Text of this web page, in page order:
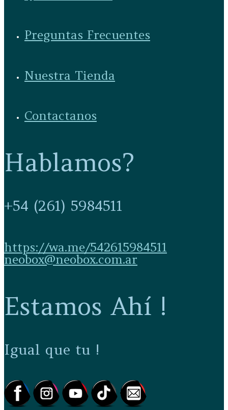
Preguntas Frecuentes
Nuestra Tienda
Contactanos
Hablamos?
+54 (261) 5984511
https://wa.me/542615984511
neobox@neobox.com.ar
Estamos Ahí !
Igual que tu !